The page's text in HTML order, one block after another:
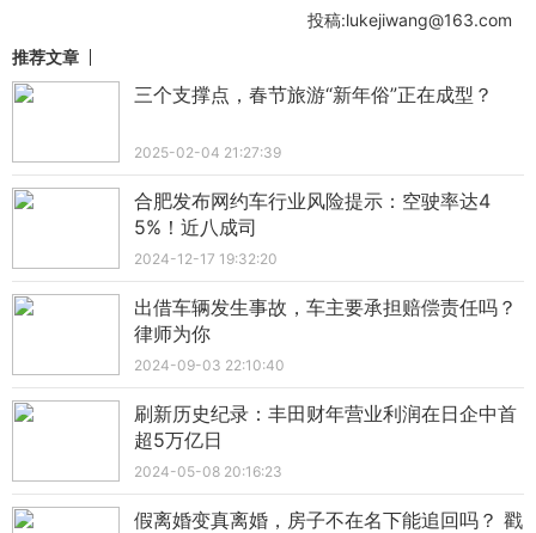
投稿:lukejiwang@163.com
推荐文章
三个支撑点，春节旅游“新年俗”正在成型？
2025-02-04 21:27:39
合肥发布网约车行业风险提示：空驶率达4
5%！近八成司
2024-12-17 19:32:20
出借车辆发生事故，车主要承担赔偿责任吗？
律师为你
2024-09-03 22:10:40
刷新历史纪录：丰田财年营业利润在日企中首
超5万亿日
2024-05-08 20:16:23
假离婚变真离婚，房子不在名下能追回吗？ 戳